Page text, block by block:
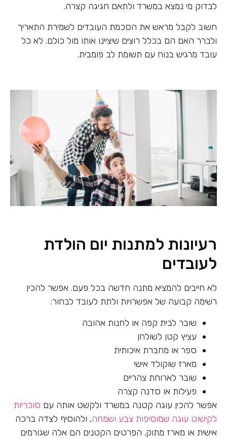
לבדוק מי נמצא במשרד ולתאם חגיגה קצרה.
חשוב לקבל מראש את הסכמת העובדים לשמירת התאריך
ולברר האם הם בכלל רוצים שיציינו אותו מול כולם. לא כל
עובד מרגיש בנוח עם תשומת לב פומבית.
רעיונות למתנות יום הולדת
לעובדים
לא חייבים להמציא מתנה חדשה בכל פעם. אפשר להכין
רשימה קבועה של אפשרויות ולתת לעובד לבחור:
שובר לבית קפה או לחנות אהובה
עציץ קטן לשולחן
ספר או מחברת איכותית
מארז שוקולד אישי
שובר לארוחת צהריים
פעילות או סדנה קצרה
אפשר להכין עוגה קטנה במשרד ולקשט אותה עם סוכריות
לקישוט עוגה שמוסיפות צבע ושמחה, ולהוסיף לצדה ברכה
אישית או מארז מתוק. הפרטים הקטנים הם אלה שגורמים